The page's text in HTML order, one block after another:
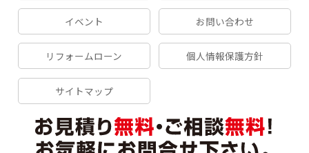
イベント お問い合わせ
リフォームローン 個人情報保護方針
サイトマップ